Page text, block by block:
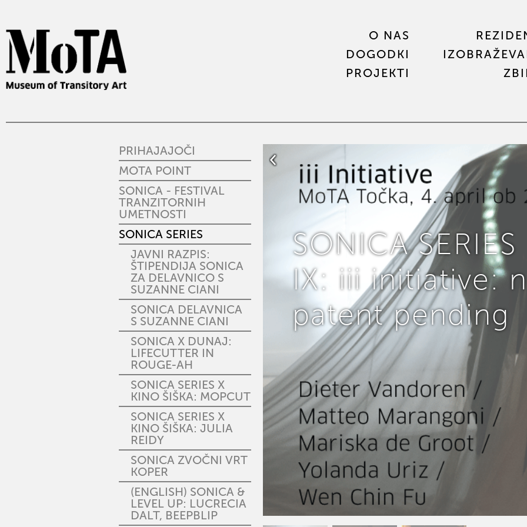
O NAS
DOGODKI
PROJEKTI
PRIHAJAJOČI
MOTA POINT
SONICA - FESTIVAL
TRANZITORNIH
UMETNOSTI
SONICA SERIES
JAVNI RAZPIS:
ŠTIPENDIJA SONICA
ZA DELAVNICO S
SUZANNE CIANI
SONICA DELAVNICA
S SUZANNE CIANI
SONICA X DUNAJ:
LIFECUTTER IN
ROUGE-AH
SONICA SERIES X
KINO ŠIŠKA: MOPCUT
SONICA SERIES X
KINO ŠIŠKA: JULIA
REIDY
SONICA ZVOČNI VRT
KOPER
(ENGLISH) SONICA &
LEVEL UP: LUCRECIA
DALT, BEEPBLIP
SONICA SERIES
IX: iii initiative:
patent pending